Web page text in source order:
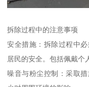
拆除过程中的注意事项
安全措施：拆除过程中
居民的安全。包括佩戴个
噪音与粉尘控制：采取